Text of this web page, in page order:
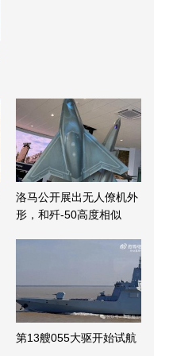
洛马公开展出无人僚机外
形，和歼-50高度相似
第13艘055大驱开始试航